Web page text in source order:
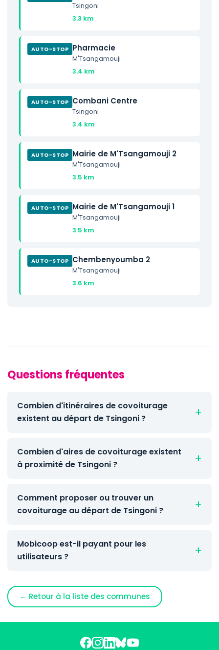
Tsingoni
3.3 km
AUTO-STOP Pharmacie
M'Tsangamouji
3.4 km
AUTO-STOP Combani Centre
Tsingoni
3.4 km
AUTO-STOP Mairie de M'Tsangamouji 2
M'Tsangamouji
3.5 km
AUTO-STOP Mairie de M'Tsangamouji 1
M'Tsangamouji
3.5 km
AUTO-STOP Chembenyoumba 2
M'Tsangamouji
3.6 km
Questions fréquentes
Combien d'itinéraires de covoiturage
existent au départ de Tsingoni ?
Combien d'aires de covoiturage existent
à proximité de Tsingoni ?
Comment proposer ou trouver un
covoiturage au départ de Tsingoni ?
Mobicoop est-il payant pour les
utilisateurs ?
← Retour à la liste des communes